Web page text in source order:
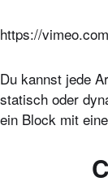
https://
Du kannst jede
statisch oder
ein Block mit